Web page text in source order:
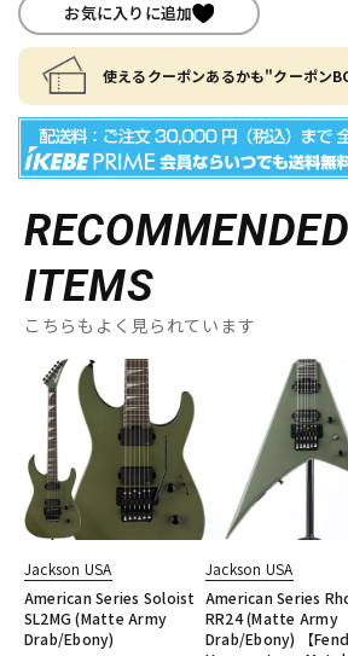
お気に入りに追加
使えるクーポンあるかも"クーポン
RECOMMENDED
ITEMS
こちらもよく見られています
Jackson USA
American Series Soloist
SL2MG (Matte Army
Drab/Ebony)
Jackson USA
American Series
RR24 (Matte Army
Drab/Ebony) 【